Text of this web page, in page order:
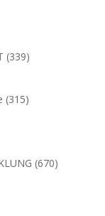
339339
315315
670670